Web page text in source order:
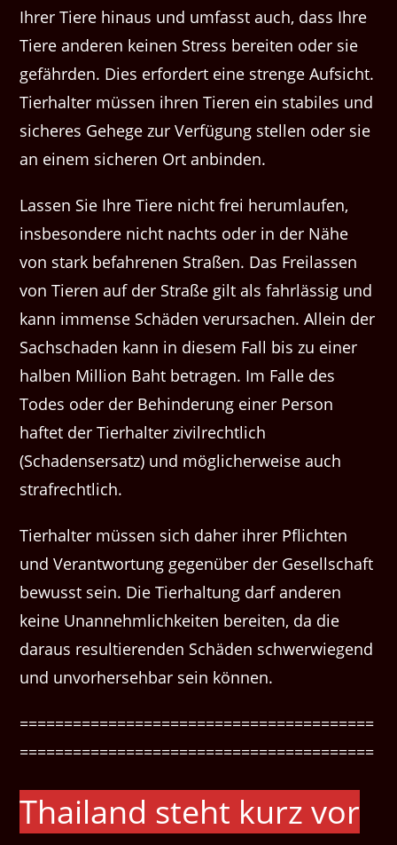
Ihrer Tiere hinaus und umfasst auch, dass Ihre
Tiere anderen keinen Stress bereiten oder sie
gefährden. Dies erfordert eine strenge Aufsicht.
Tierhalter müssen ihren Tieren ein stabiles und
sicheres Gehege zur Verfügung stellen oder sie
an einem sicheren Ort anbinden.
Lassen Sie Ihre Tiere nicht frei herumlaufen,
insbesondere nicht nachts oder in der Nähe
von stark befahrenen Straßen. Das Freilassen
von Tieren auf der Straße gilt als fahrlässig und
kann immense Schäden verursachen. Allein der
Sachschaden kann in diesem Fall bis zu einer
halben Million Baht betragen. Im Falle des
Todes oder der Behinderung einer Person
haftet der Tierhalter zivilrechtlich
(Schadensersatz) und möglicherweise auch
strafrechtlich.
Tierhalter müssen sich daher ihrer Pflichten
und Verantwortung gegenüber der Gesellschaft
bewusst sein. Die Tierhaltung darf anderen
keine Unannehmlichkeiten bereiten, da die
daraus resultierenden Schäden schwerwiegend
und unvorhersehbar sein können.
========================================
========================================
Thailand steht kurz vor